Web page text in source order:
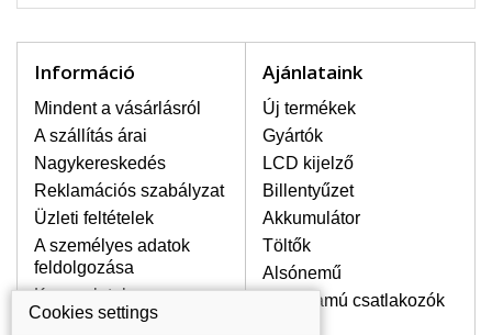
laptoppal legnagyobb óvatossággal
bekövetkezett sérülések közé a
mechanikai sérüléseket lehet besorolni,
mint pl. széttört vagy megrepedt kijelző.
Továbbá még a függőleges csíkozást,
kijelző sötétségét, villogását vagy
egyenetlen fényességét.
LEGMAGASABB MINŐSÉGŰ
LCD KIJELZŐ!
A raktáron csakis eredeti
Információ
Mindent a vásárlásról
A szállítás árai
Nagykereskedés
Reklamációs szabályzat
Üzleti feltételek
A személyes adatok
feldolgozása
Kapcsolatok
Ajánlataink
Új termékek
Gyártók
LCD kijelző
Billentyűzet
Akkumulátor
Töltők
Alsónemű
Erősáramú csatlakozók
Cookies settings